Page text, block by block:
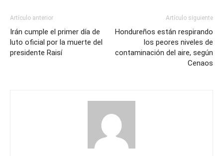
Artículo anterior
Irán cumple el primer día de
luto oficial por la muerte del
presidente Raisí
Artículo siguiente
Hondureños están respirando
los peores niveles de
contaminación del aire, según
Cenaos